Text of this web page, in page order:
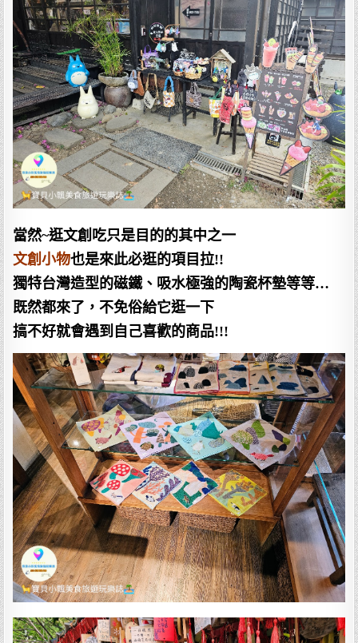
當然~逛文創吃只是目的的其中之一
文創小物也是來此必逛的項目拉!!
獨特台灣造型的磁鐵、吸水極強的陶瓷杯墊等等…
既然都來了，不免俗給它逛一下
搞不好就會遇到自己喜歡的商品!!!